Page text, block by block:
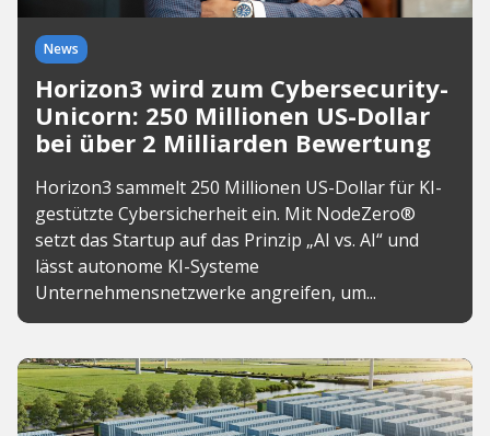
News
Horizon3 wird zum Cybersecurity-
Unicorn: 250 Millionen US-Dollar
bei über 2 Milliarden Bewertung
Horizon3 sammelt 250 Millionen US-Dollar für KI-
gestützte Cybersicherheit ein. Mit NodeZero®
setzt das Startup auf das Prinzip „AI vs. AI“ und
lässt autonome KI-Systeme
Unternehmensnetzwerke angreifen, um...